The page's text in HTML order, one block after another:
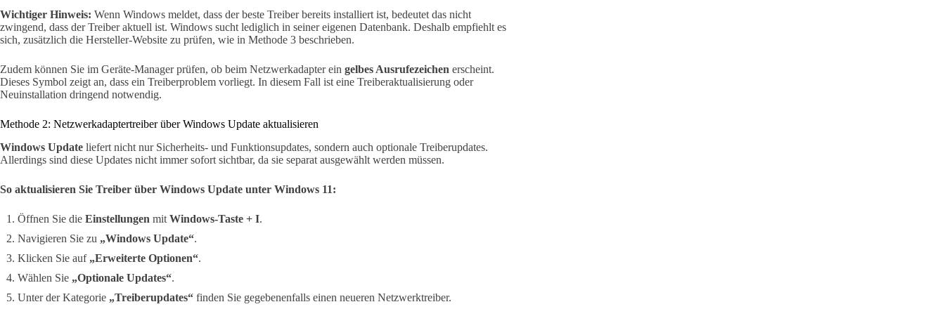
Wichtiger Hinweis: Wenn Windows meldet, dass der beste Treiber bereits installiert ist, bedeutet das nicht
zwingend, dass der Treiber aktuell ist. Windows sucht lediglich in seiner eigenen Datenbank. Deshalb empfiehlt es
sich, zusätzlich die Hersteller-Website zu prüfen, wie in Methode 3 beschrieben.
Zudem können Sie im Geräte-Manager prüfen, ob beim Netzwerkadapter ein gelbes Ausrufezeichen erscheint.
Dieses Symbol zeigt an, dass ein Treiberproblem vorliegt. In diesem Fall ist eine Treiberaktualisierung oder
Neuinstallation dringend notwendig.
Methode 2: Netzwerkadaptertreiber über Windows Update aktualisieren
Windows Update liefert nicht nur Sicherheits- und Funktionsupdates, sondern auch optionale Treiberupdates.
Allerdings sind diese Updates nicht immer sofort sichtbar, da sie separat ausgewählt werden müssen.
So aktualisieren Sie Treiber über Windows Update unter Windows 11:
Öffnen Sie die Einstellungen mit Windows-Taste + I.
Navigieren Sie zu „Windows Update“.
Klicken Sie auf „Erweiterte Optionen“.
Wählen Sie „Optionale Updates“.
Unter der Kategorie „Treiberupdates“ finden Sie gegebenenfalls einen neueren Netzwerktreiber.